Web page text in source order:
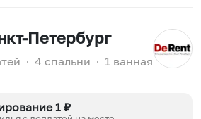
Петербург
∙ 4 спальни ∙ 1 ванная
1 ₽